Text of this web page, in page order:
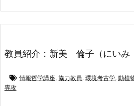
教員紹介：新美 倫子（にいみ
情報哲学講座, 協力教員, 環境考古学, 動植
専攻